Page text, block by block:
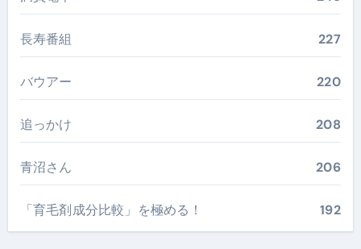
長寿番組 227
バウアー 220
追っかけ 208
青沼さん 206
「育毛剤成分比較」を極める！ 192